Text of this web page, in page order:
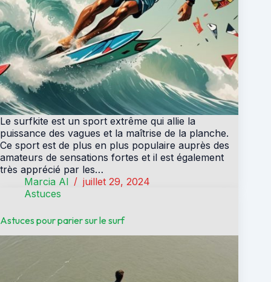
Le surfkite est un sport extrême qui allie la
puissance des vagues et la maîtrise de la planche.
Ce sport est de plus en plus populaire auprès des
amateurs de sensations fortes et il est également
très apprécié par les…
Marcia Al
juillet 29, 2024
Astuces
Astuces pour parier sur le surf